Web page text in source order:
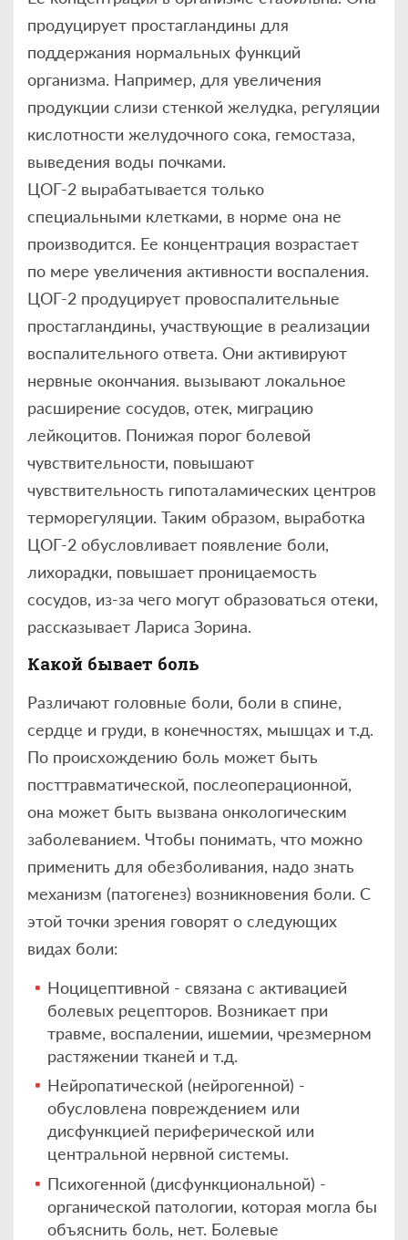
продуцирует простагландины для
поддержания нормальных функций
организма. Например, для увеличения
продукции слизи стенкой желудка, регуляции
кислотности желудочного сока, гемостаза,
выведения воды почками.
ЦОГ-2 вырабатывается только
специальными клетками, в норме она не
производится. Ее концентрация возрастает
по мере увеличения активности воспаления.
ЦОГ-2 продуцирует провоспалительные
простагландины, участвующие в реализации
воспалительного ответа. Они активируют
нервные окончания. вызывают локальное
расширение сосудов, отек, миграцию
лейкоцитов. Понижая порог болевой
чувствительности, повышают
чувствительность гипоталамических центров
терморегуляции. Таким образом, выработка
ЦОГ-2 обусловливает появление боли,
лихорадки, повышает проницаемость
сосудов, из-за чего могут образоваться отеки,
рассказывает Лариса Зорина.
Какой бывает боль
Различают головные боли, боли в спине,
сердце и груди, в конечностях, мышцах и т.д.
По происхождению боль может быть
посттравматической, послеоперационной,
она может быть вызвана онкологическим
заболеванием. Чтобы понимать, что можно
применить для обезболивания, надо знать
механизм (патогенез) возникновения боли. С
этой точки зрения говорят о следующих
видах боли:
Ноцицептивной - связана с активацией
болевых рецепторов. Возникает при
травме, воспалении, ишемии, чрезмерном
растяжении тканей и т.д.
Нейропатической (нейрогенной) -
обусловлена повреждением или
дисфункцией периферической или
центральной нервной системы.
Психогенной (дисфункциональной) -
органической патологии, которая могла бы
объяснить боль, нет. Болевые